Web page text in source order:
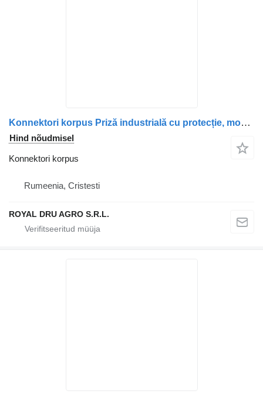
Konnektori korpus Priză industrială cu protecție, montaj pe perete, negru, 16A, IP tüübi jaoks veoauto
Hind nõudmisel
Konnektori korpus
Rumeenia, Cristesti
ROYAL DRU AGRO S.R.L.